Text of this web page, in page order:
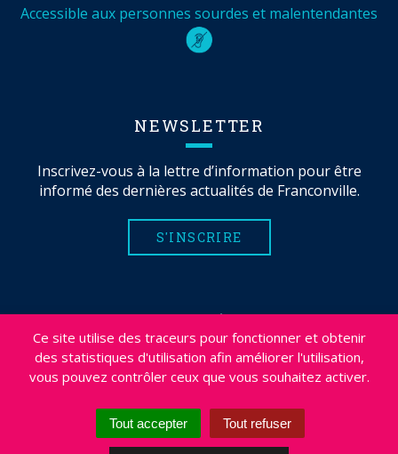
Ce site utilise des traceurs pour fonctionner et obtenir
des statistiques d'utilisation afin améliorer l'utilisation,
vous pouvez contrôler ceux que vous souhaitez activer.
Tout accepter Tout refuser
Accessible aux personnes sourdes et malentendantes
NEWSLETTER
Inscrivez-vous à la lettre d’information pour être
informé des dernières actualités de Franconville.
S'INSCRIRE
MENTIONS LÉGALES
PLAN DU SITE
CRÉDITS
PROJETS
DÉSABONNEMENT NEWSLETTER
ACCESSIBILITÉ : NON CONFORME